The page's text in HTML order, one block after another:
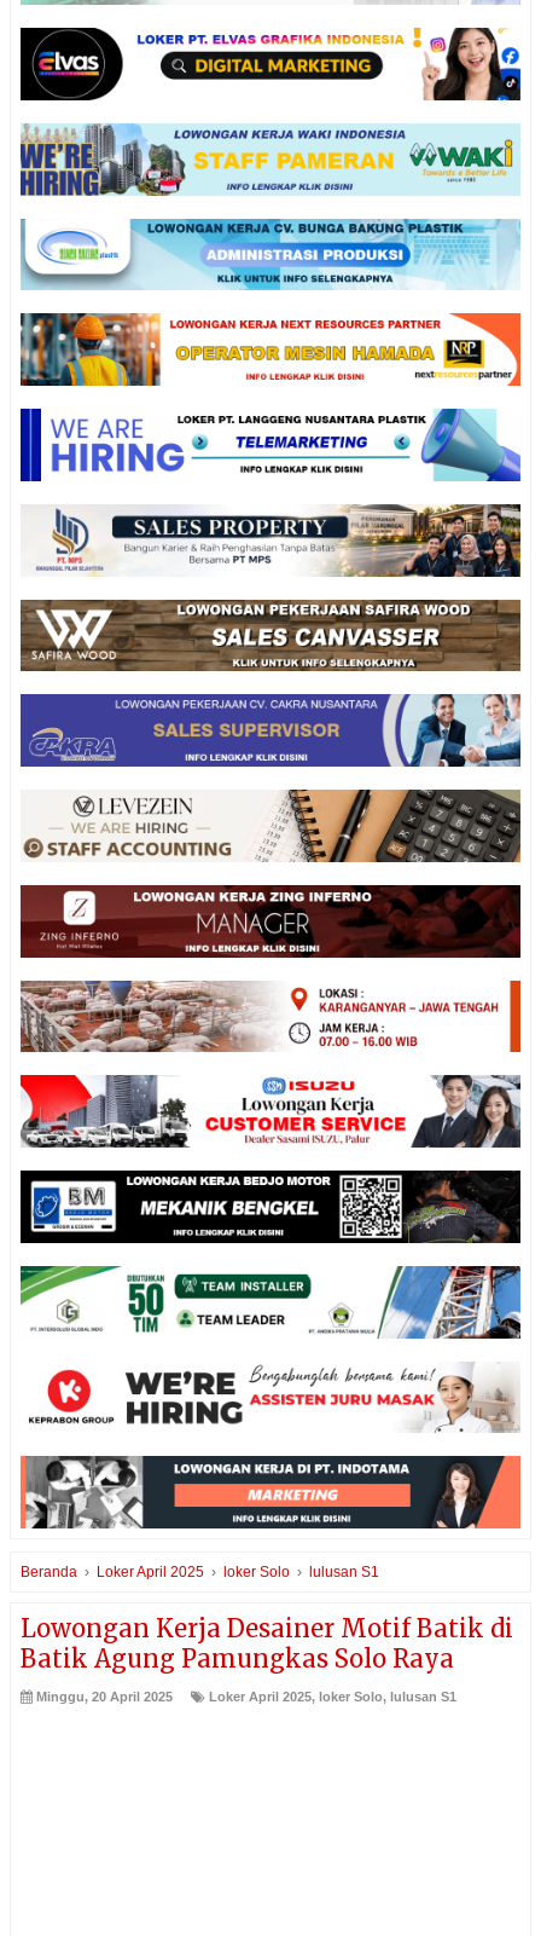
Beranda › Loker April 2025 › loker Solo › lulusan S1
Lowongan Kerja Desainer Motif Batik di
Batik Agung Pamungkas Solo Raya
Minggu, 20 April 2025 Loker April 2025, loker Solo, lulusan S1